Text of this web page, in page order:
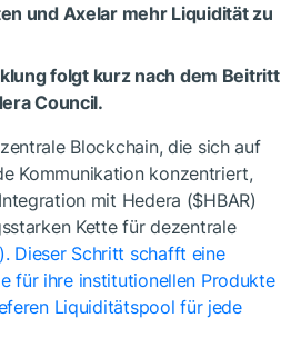
und Axelar mehr Liquidität zu
folgt kurz nach dem Beitritt
Council.
Blockchain, die sich auf
Kommunikation konzentriert,
mit Hedera ($HBAR)
Kette für dezentrale
Dieser Schritt schafft eine
für ihre institutionellen Produkte
Liquiditätspool für jede